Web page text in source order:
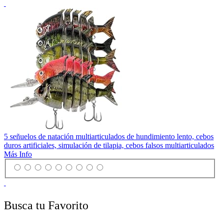
5 señuelos de natación multiarticulados de hundimiento lento, cebos
duros artificiales, simulación de tilapia, cebos falsos multiarticulados
Más Info
Busca tu Favorito